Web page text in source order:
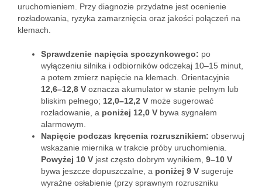
uruchomieniem. Przy diagnozie przydatne jest ocenienie
rozładowania, ryzyka zamarznięcia oraz jakości połączeń na
klemach.
Sprawdzenie napięcia spoczynkowego: po
wyłączeniu silnika i odbiorników odczekaj 10–15 minut,
a potem zmierz napięcie na klemach. Orientacyjnie
12,6–12,8 V oznacza akumulator w stanie pełnym lub
bliskim pełnego; 12,0–12,2 V może sugerować
rozładowanie, a poniżej 12,0 V bywa sygnałem
alarmowym.
Napięcie podczas kręcenia rozrusznikiem: obserwuj
wskazanie miernika w trakcie próby uruchomienia.
Powyżej 10 V jest często dobrym wynikiem, 9–10 V
bywa jeszcze dopuszczalne, a poniżej 9 V sugeruje
wyraźne osłabienie (przy sprawnym rozruszniku